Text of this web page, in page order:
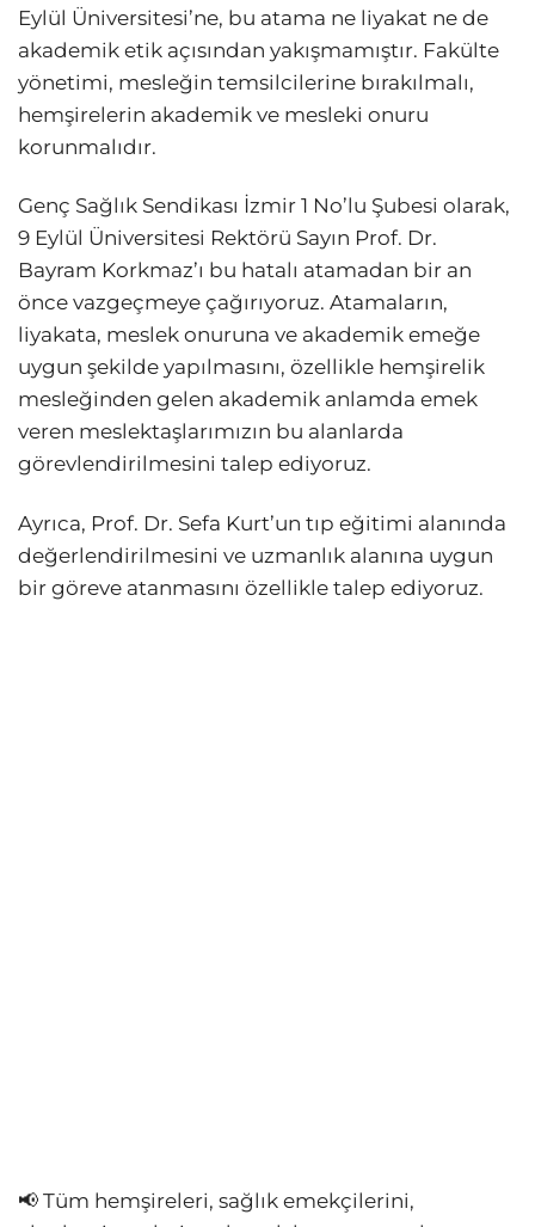
Eylül Üniversitesi’ne, bu atama ne liyakat ne de
akademik etik açısından yakışmamıştır. Fakülte
yönetimi, mesleğin temsilcilerine bırakılmalı,
hemşirelerin akademik ve mesleki onuru
korunmalıdır.
Genç Sağlık Sendikası İzmir 1 No’lu Şubesi olarak,
9 Eylül Üniversitesi Rektörü Sayın Prof. Dr.
Bayram Korkmaz’ı bu hatalı atamadan bir an
önce vazgeçmeye çağırıyoruz. Atamaların,
liyakata, meslek onuruna ve akademik emeğe
uygun şekilde yapılmasını, özellikle hemşirelik
mesleğinden gelen akademik anlamda emek
veren meslektaşlarımızın bu alanlarda
görevlendirilmesini talep ediyoruz.
Ayrıca, Prof. Dr. Sefa Kurt’un tıp eğitimi alanında
değerlendirilmesini ve uzmanlık alanına uygun
bir göreve atanmasını özellikle talep ediyoruz.
📢 Tüm hemşireleri, sağlık emekçilerini,